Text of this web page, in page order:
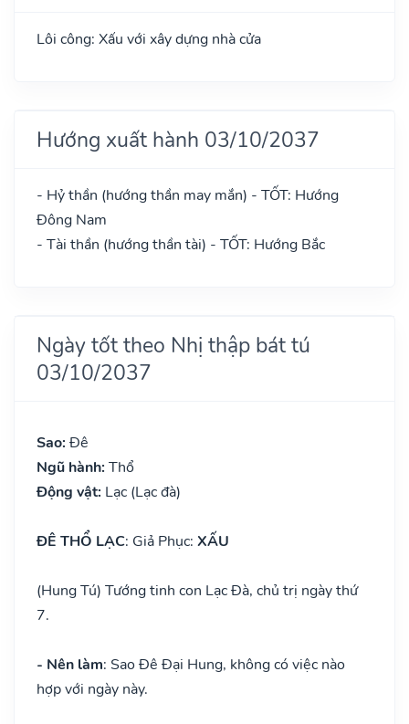
Lôi công: Xấu với xây dựng nhà cửa
Hướng xuất hành 03/10/2037
- Hỷ thần (hướng thần may mắn) - TỐT: Hướng
Đông Nam
- Tài thần (hướng thần tài) - TỐT: Hướng Bắc
Ngày tốt theo Nhị thập bát tú
03/10/2037
Sao: Đê
Ngũ hành: Thổ
Động vật: Lạc (Lạc đà)
ĐÊ THỔ LẠC: Giả Phục: XẤU
(Hung Tú) Tướng tinh con Lạc Đà, chủ trị ngày thứ
7.
- Nên làm: Sao Đê Đại Hung, không có việc nào
hợp với ngày này.